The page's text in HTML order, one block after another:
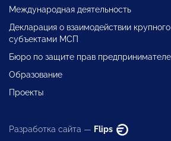
Международная деятельность
Декларация о взаимодействии
субъектами МСП
Бюро по защите прав
Образование
Проекты
Разработка сайта — Flips